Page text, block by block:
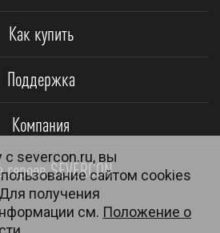
Как купить
Поддержка
Компания
героев SEVERCON
с severcon.ru, вы
сайтом cookies
получения
см. Положение о